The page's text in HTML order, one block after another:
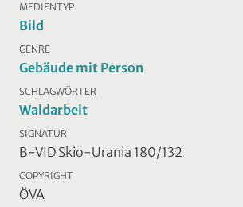
MEDIENTYP
Bild
GENRE
Gebäude mit Person
SCHLAGWÖRTER
Waldarbeit
SIGNATUR
B-VID Skio-Urania 180/132
COPYRIGHT
ÖVA